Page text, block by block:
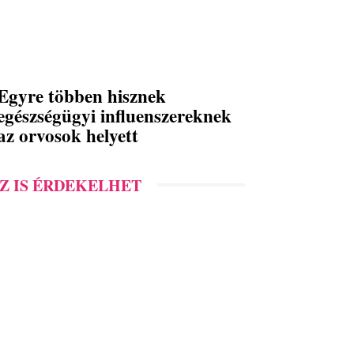
többen hisznek
influenszereknek
orvosok helyett
IS ÉRDEKELHET